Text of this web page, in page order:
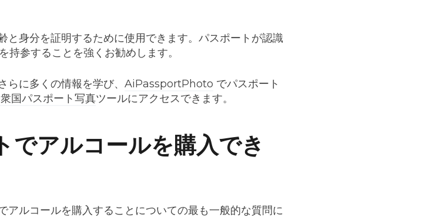
と身分を証明するために使用できます。パスポートが認識
持参することを強くお勧めします。
らに多くの情報を学び、AiPassportPhoto でパスポート
国パスポート写真ツールにアクセスできます。
でアルコールを購入でき
アルコールを購入することについての最も一般的な質問に